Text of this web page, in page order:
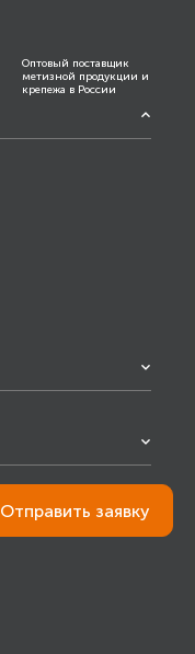
Оптовый поставщик
метизной продукции и
крепежа в России
Отправить заявку